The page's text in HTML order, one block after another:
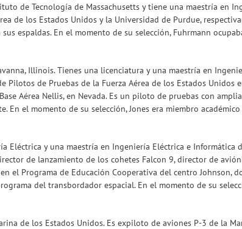
de Tecnología de Massachusetts y tiene una maestría en
de los Estados Unidos y la Universidad de Purdue,
espaldas. En el momento de su selección, Fuhrmann
Illinois. Tienes una licenciatura y una maestría en
de Pruebas de la Fuerza Aérea de los Estados Unidos
Aérea Nellis, en Nevada. Es un piloto de pruebas con
el momento de su selección, Jones era miembro académico
Eléctrica y una maestría en Ingeniería Eléctrica e Informática
de lanzamiento de los cohetes Falcon 9, director de
el Programa de Educación Cooperativa del centro Johnson,
del transbordador espacial. En el momento de su
de los Estados Unidos. Es expiloto de aviones P-3 de la